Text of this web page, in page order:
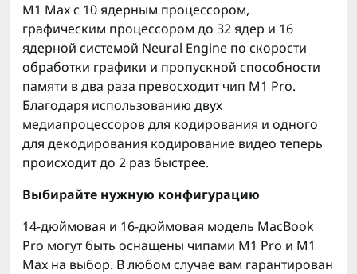
M1 Max с 10 ядерным процессором,
графическим процессором до 32 ядер и 16
ядерной системой Neural Engine по скорости
обработки графики и пропускной способности
памяти в два раза превосходит чип M1 Pro.
Благодаря использованию двух
медиапроцессоров для кодирования и одного
для декодирования кодирование видео теперь
происходит до 2 раз быстрее.
Выбирайте нужную конфигурацию
14-дюймовая и 16-дюймовая модель MacBook
Pro могут быть оснащены чипами M1 Pro и M1
Max на выбор. В любом случае вам гарантирован